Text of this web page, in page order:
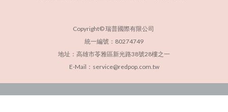
Copyright© 瑞普國際有限公司
統一編號：80274749
地址：高雄市苓雅區新光路38號28樓之一
E-Mail：service@redpop.com.tw